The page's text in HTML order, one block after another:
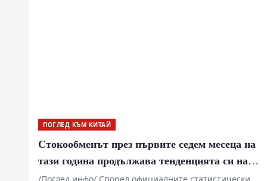
ПОГЛЕД КЪМ КИТАЙ
Стокообменът през първите седем месеца на
тази година продължава тенденцията си на
растеж